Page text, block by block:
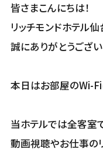
皆さまこんにちは！
リッチモンドホテル
誠にありがとうござい
本日はお部屋のWi-
当ホテルでは全客室
動画視聴やお仕事の